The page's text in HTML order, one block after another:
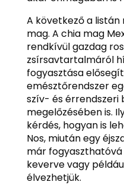
A következő a
mag. A chia mag
rendkívül gazdag
zsírsavtartalmáról
fogyasztása
emésztőrendszer
szív- és érrendszeri
megelőzésében is.
kérdés, hogyan is
Nos, miután egy
már
keverve vagy
élvezhetjük.